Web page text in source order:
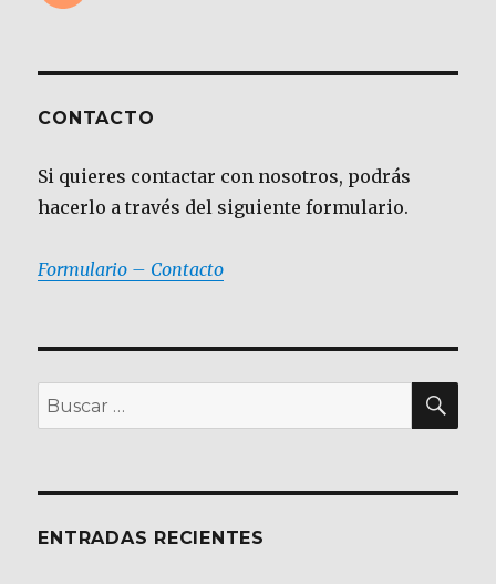
CONTACTO
Si quieres contactar con nosotros, podrás
hacerlo a través del siguiente formulario.
Formulario – Contacto
Buscar
por:
ENTRADAS RECIENTES